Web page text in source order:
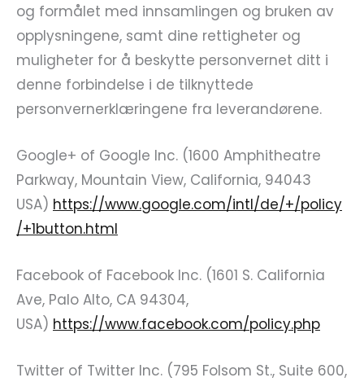
og formålet med innsamlingen og bruken av
opplysningene, samt dine rettigheter og
muligheter for å beskytte personvernet ditt i
denne forbindelse i de tilknyttede
personvernerklæringene fra leverandørene.
Google+ of Google Inc. (1600 Amphitheatre
Parkway, Mountain View, California, 94043
USA) https://www.google.com/intl/de/+/policy
/+1button.html
Facebook of Facebook Inc. (1601 S. California
Ave, Palo Alto, CA 94304,
USA) https://www.facebook.com/policy.php
Twitter of Twitter Inc. (795 Folsom St., Suite 600,